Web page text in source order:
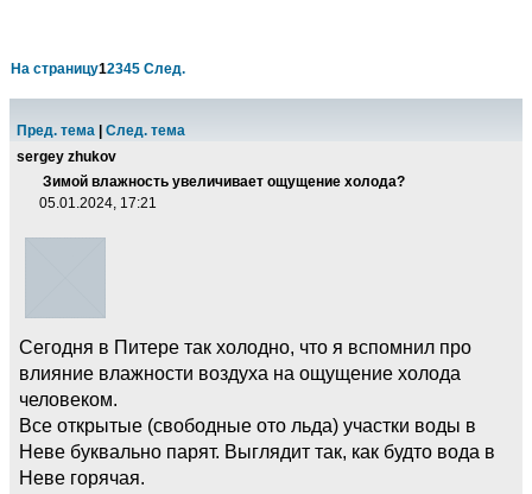
На страницу12345 След.
Пред. тема
След. тема
sergey zhukov
Зимой влажность увеличивает ощущение холода?
05.01.2024, 17:21
Сегодня в Питере так холодно, что я вспомнил про
влияние влажности воздуха на ощущение холода
человеком.
Все открытые (свободные ото льда) участки воды в
Неве буквально парят. Выглядит так, как будто вода в
Неве горячая.